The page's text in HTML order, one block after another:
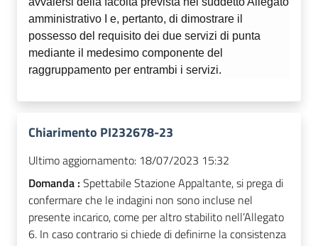
amministrativo I e, pertanto, di dimostrare il
possesso del requisito dei due servizi di punta
mediante il medesimo componente del
raggruppamento per entrambi i servizi.
Chiarimento PI232678-23
Ultimo aggiornamento: 18/07/2023 15:32
Domanda : Spettabile Stazione Appaltante, si prega di
confermare che le indagini non sono incluse nel
presente incarico, come per altro stabilito nell’Allegato
6. In caso contrario si chiede di definirne la consistenza